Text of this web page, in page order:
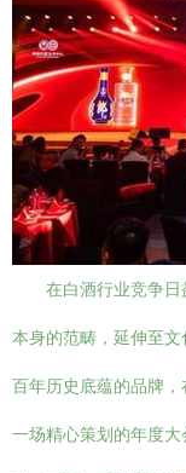
在白酒行业竞争
本身的范畴，延伸至
百年历史底蕴的品牌
一场精心策划的年度大